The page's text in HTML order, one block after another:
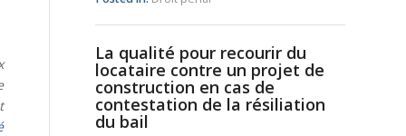
La qualité pour recourir du
locataire contre un projet de
construction en cas de
contestation de la résiliation
du bail